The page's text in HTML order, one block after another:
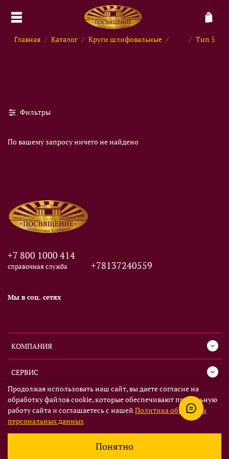
Главная Каталог Круги шлифовальные ... Тип 5
Фильтры
По вашему запросу ничего не найдено
КОМПАНИЯ
СЕРВИС
ИНФОРМАЦИЯ
+7 800 1000 414
справочная служба +78137240559
Мы в соц. сетях
Продолжая использовать наш сайт, вы даете согласие на
обработку файлов cookie, которые обеспечивают правильную
работу сайта и соглашаетесь с нашей Политика обработки
персональных данных
Понятно